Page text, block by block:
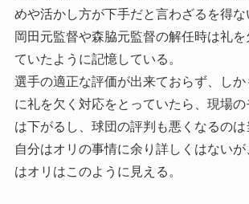
めや活かし方が下手だと言わざるを得な
岡田元監督や森脇元監督の解任時は礼
ていたように記憶している。
選手の適正な評価が出来ておらず、し
に礼を欠く対応をとっていたら、現場
は下がるし、球団の評判も悪くなるのは
自分はオリの事情に余り詳しくはない
はオリはこのように見える。